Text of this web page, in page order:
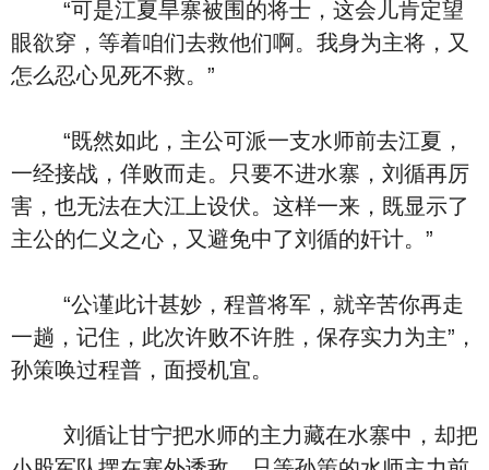
“可是江夏旱寨被围的将士，这会儿肯定望
眼欲穿，等着咱们去救他们啊。我身为主将，又
怎么忍心见死不救。”
“既然如此，主公可派一支水师前去江夏，
一经接战，佯败而走。只要不进水寨，刘循再厉
害，也无法在大江上设伏。这样一来，既显示了
主公的仁义之心，又避免中了刘循的奸计。”
“公谨此计甚妙，程普将军，就辛苦你再走
一趟，记住，此次许败不许胜，保存实力为主”，
孙策唤过程普，面授机宜。
刘循让甘宁把水师的主力藏在水寨中，却把